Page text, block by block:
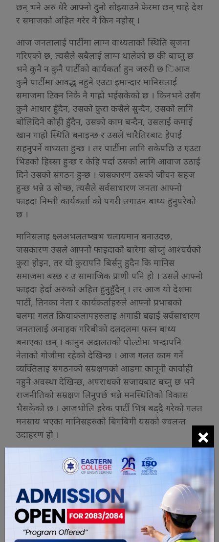
छन् भने अरु धेरै आफ्नो दुनो सोझ्याउने फेरमा छन् चाहे देश
र समाजको अहित गरेर नै किन नहोस् ।
आज जनतालाई पार्टीमा लाग्न वाध्यताको स्थिति सृजना
गरिएको छ, त्यसैले सबैलाई लाग्न थालेको छ की बाच्नु छ
भने कुनै न कुनै पार्टीको कार्यकर्ता हुन जरुरी छ िआज
कुनै पार्टीमा आवद्ध नहुने एउटा इमान्दार मानिसलाई
समाजमा टिक्न निकै नै गाह्रो भईसकेको छ । किनभने उसँग
कुनै आधार हुँदैन, उसको कुरा कसैले सुन्दैन, उसको लागि
बोलिदिने कोही हुँदैन, उसको काम बन्दैन, उसलाई कमाई
खान गाह्रो स्थिति बनाइन्छ र उसले चारैतिरबाट हेपाई
सहनुपर्ने वाध्यता हुन्छ । तर पार्टीमा लागि सकेपछि उ एउटा
भिडको हिस्सा हुन्छ र केहि पर्दा उसको लागि आवाज उठाई
दिने उसको संगठन हुन्छ । जसकारण उसको जीवन सहज
हुन्छ भन्ने उ सोच्छ, त्यसैले सर्वसाधारण जनता आफ्नो
फाइदा निम्ती कार्यकर्ता को पगरी लगाउन बाध्य हुनुपरेको
छ ।
मानिसलाइ क्ष्लअभलतष्खभ चलायमान बनाउदछ,
जसकारण उसले आफ्नोे फाइदाको बारेमा सोच्नु आश्चर्यको
कुरा होइन, तर यो कुरापनि बिर्सनु हुदैन कि मानिस
समाजमा बस्छ र उ सामाजिक प्राणी पनि हो । उसले आफ्नो
फाइदा हेर्दा अरुको अहित हुनुहुँदैन् । तर आज यो देशमा
पार्टी, तिनका नेता र कार्यकर्ताहरुले आफ्नो प्रभाबको
बलमा गलत क्रियाकलापहरुलाइ अगाडी बढाई सर्वसाधारण
जनतालाई अनाहक गरिबीको दलदलमा फस्न बाध्य
बनाएका छन् । कानुन अदालतको पोल्टोमा भन्दापनि
नेताको गोजीमा रहेको देखिन्छ । आज गलत काम गर्ने
व्यक्तिलाइ संगठनको सम्रक्षणको आडमा कानूनी कार्वाही
नहुने अवस्था देखिन्छ, अपराधको सजायबाट बच्नु छ भने
राजनीतिको सम्रक्षण लिनुपर्छ भन्ने मनस्थितिको विकास
भैसकेको छ । आजभोलि हरेक पार्टी भित्र बढ्दै गरेको गलत
मनसाय भएका मानिसहरुको बिगबिगी यसको ज्वलन्त
उदाहरण हो ।
कुनै पनि देश भाषण, नारा र जुलुशले मात्र ठुलो हुँदैन बरु
त्यो देशका जनताले जब राम्रो काम गर्छन अनि मात्र त्यो
देश प्रगति तर्फ लम्कन्छ । मलाई लाग्छ कुनै पनि देशलाई
समृद्धि तर्फ उन्मुख गराउन त्यो देशका र जनताको ठूलो हात
हुन्छ, यसो गर्नको निम्ती देशलाई कार्यकर्ताको भन्दा
जनताको खाँचो हुन्छ । किनकी जनताले देशको हितको
बारेमा सोच्छन् भने कार्यकर्ताले नेता र पार्टीको हितको
×